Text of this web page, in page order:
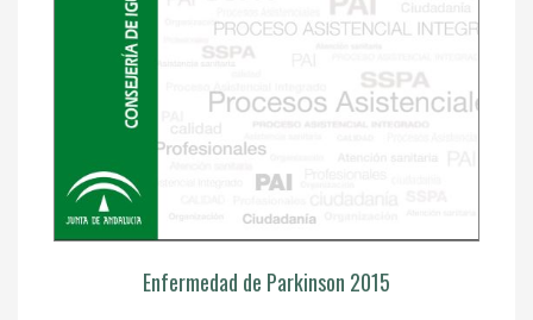
Enfermedad de Parkinson 2015